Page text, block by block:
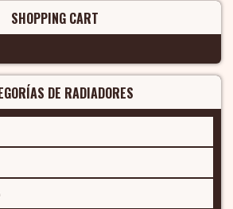
SHOPPING CART
DE RADIADORES